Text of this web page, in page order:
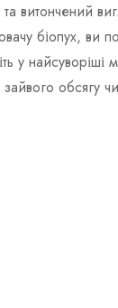
витончений
біопух, ви
у
обсягу чи